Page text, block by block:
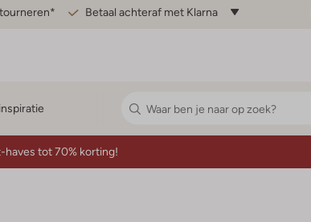
Betaal achteraf met Klarna
haves tot 70% korting!